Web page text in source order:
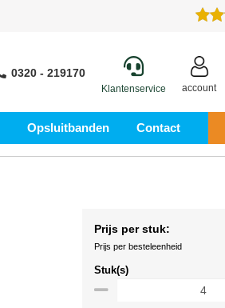
0320 - 219170
Klantenservice account
Opsluitbanden Contact
Prijs per stuk:
Prijs per besteleenheid
Stuk(s)